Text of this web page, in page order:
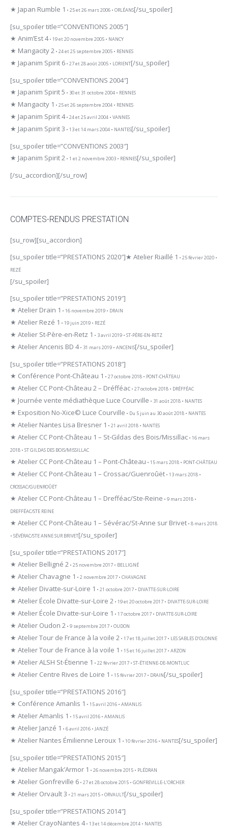
★ Japan Rumble 1 • 25 et 26 mars 2006 • ORLÉANS[/su_spoiler]
[su_spoiler title=”CONVENTIONS 2005″]
★ Anim’Est 4• 19 et 20 novembre 2005 • NANCY
★ Mangacity 2 • 24 et 25 septembre 2005 • RENNES
★ Japanim Spirit 6 • 27 et 28 août 2005 • LORIENT[/su_spoiler]
[su_spoiler title=”CONVENTIONS 2004″]
★ Japanim Spirit 5 • 30 et 31 octobre 2004 • RENNES
★ Mangacity 1 • 25 et 26 septembre 2004 • RENNES
★ Japanim Spirit 4• 24 et 25 avril 2004 • VANNES
★ Japanim Spirit 3 • 13 et 14 mars 2004 • NANTES[/su_spoiler]
[su_spoiler title=”CONVENTIONS 2003″]
★ Japanim Spirit 2 • 1 et 2 novembre 2003 • RENNES[/su_spoiler]
[/su_accordion][/su_row]
COMPTES-RENDUS PRESTATION
[su_row][su_accordion]
[su_spoiler title=”PRESTATIONS 2020″]★ Atelier Riaillé 1 • 25 février 2020 •
REZÉ
[/su_spoiler]
[su_spoiler title=”PRESTATIONS 2019″]
★ Atelier Drain 1 • 16 novembre 2019 • DRAIN
★ Atelier Rezé 1 • 19 juin 2019 • REZÉ
★ Atelier St-Père-en-Retz 1 • 3 avril 2019 • ST-PÈRE-EN-RETZ
★ Atelier Ancenis BD 4• 31 mars 2019 • ANCENIS[/su_spoiler]
[su_spoiler title=”PRESTATIONS 2018″]
★ Conférence Pont-Château 1 • 27 octobre 2018 • PONT-CHÂTEAU
★ Atelier CC Pont-Château 2 – Dréfféac • 27 octobre 2018 • DRÉFFÉAC
★ Journée vente médiathèque Luce Courville • 31 août 2018 • NANTES
★ Exposition No-Xice© Luce Courville • Du 5 juin au 30 août 2018 • NANTES
★ Atelier Nantes Lisa Bresner 1 • 21 avril 2018 • NANTES
★ Atelier CC Pont-Château 1 – St-Gildas des Bois/Missillac • 16 mars
2018 • ST GILDAS DES BOIS/MISSILLAC
★ Atelier CC Pont-Château 1 – Pont-Château • 15 mars 2018 • PONT-CHÂTEAU
★ Atelier CC Pont-Château 1 – Crossac/Guenroûët • 13 mars 2018 •
CROSSAC/GUENROÛËT
★ Atelier CC Pont-Château 1 – Drefféac/Ste-Reine • 9 mars 2018 •
DREFFÉAC/STE REINE
★ Atelier CC Pont-Château 1 – Sévérac/St-Anne sur Brivet • 8 mars 2018
• SÉVÉRAC/STE ANNE SUR BRIVET[/su_spoiler]
[su_spoiler title=”PRESTATIONS 2017″]
★ Atelier Belligné 2 • 25 novembre 2017 • BELLIGNÉ
★ Atelier Chavagne 1 • 2 novembre 2017 • CHAVAGNE
★ Atelier Divatte-sur-Loire 1 • 21 octobre 2017 • DIVATTE-SUR-LOIRE
★ Atelier École Divatte-sur-Loire 2 • 19 et 20 octobre 2017 • DIVATTE-SUR-LOIRE
★ Atelier École Divatte-sur-Loire 1 • 17 octobre 2017 • DIVATTE-SUR-LOIRE
★ Atelier Oudon 2 • 9 septembre 2017 • OUDON
★ Atelier Tour de France à la voile 2 • 17 et 18 juillet 2017 • LES SABLES D’OLONNE
★ Atelier Tour de France à la voile 1 • 15 et 16 juillet 2017 • ARZON
★ Atelier ALSH St-Étienne 1 • 22 février 2017 • ST-ÉTIENNE-DE-MONTLUC
★ Atelier Centre Rives de Loire 1 • 15 février 2017 • DRAIN[/su_spoiler]
[su_spoiler title=”PRESTATIONS 2016″]
★ Conférence Amanlis 1 • 15 avril 2016 • AMANLIS
★ Atelier Amanlis 1 • 15 avril 2016 • AMANLIS
★ Atelier Janzé 1 • 6 avril 2016 • JANZÉ
★ Atelier Nantes Émilienne Leroux 1 • 10 février 2016 • NANTES[/su_spoiler]
[su_spoiler title=”PRESTATIONS 2015″]
★ Atelier Mangak’Armor 1 • 26 novembre 2015 • PLÉDRAN
★ Atelier Gonfreville 6 • 27 et 28 octobre 2015 • GONFREVILLE-L’ORCHER
★ Atelier Orvault 3 • 21 mars 2015 • ORVAULT[/su_spoiler]
[su_spoiler title=”PRESTATIONS 2014″]
★ Atelier CrayoNantes 4• 13 et 14 décembre 2014 • NANTES